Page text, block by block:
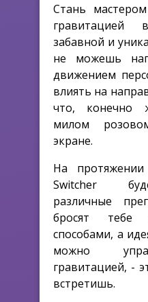
Стань
забавной и
не можешь
движением
влиять на
что, конечно
милом
экране.
На
Switcher
различные
бросят тебе
способами, а
можно
гравитацией, -
встретишь.